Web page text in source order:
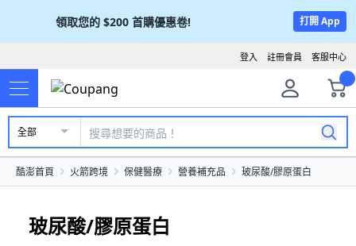
領取您的 $200 首購優惠卷! 打開 App
客服中心
註冊會員
登入
全部
酷澎首頁 火箭跨境 保健醫療 營養補充品 玻尿酸/膠原蛋白
玻尿酸/膠原蛋白